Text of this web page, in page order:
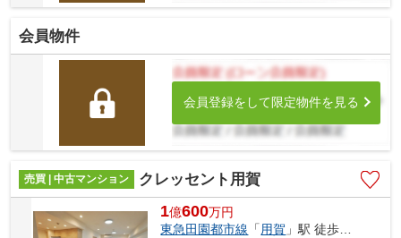
会員物件
会員登録をして限定物件を見る
売買 | 中古マンション クレッセント用賀
1億600万円
東急田園都市線 「 用賀 」駅 徒歩5分